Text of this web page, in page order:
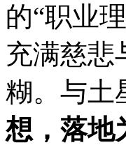
的“职业
充满慈悲
糊。与土
想，落地